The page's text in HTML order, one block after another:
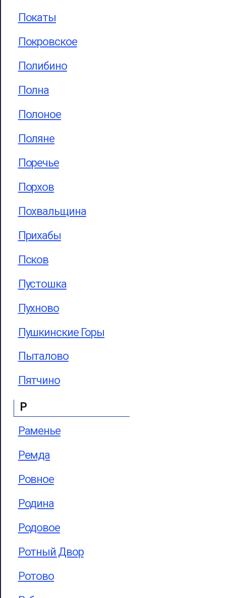
Покаты
Покровское
Полибино
Полна
Полоное
Поляне
Поречье
Порхов
Похвальщина
Прихабы
Псков
Пустошка
Пухново
Пушкинские Горы
Пыталово
Пятчино
Р
Раменье
Ремда
Ровное
Родина
Родовое
Ротный Двор
Ротово